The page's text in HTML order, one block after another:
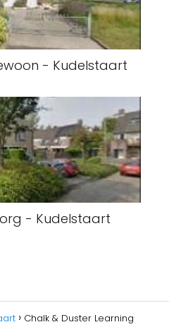
- Kudelstaart
- Kudelstaart
Chalk & Duster Learning